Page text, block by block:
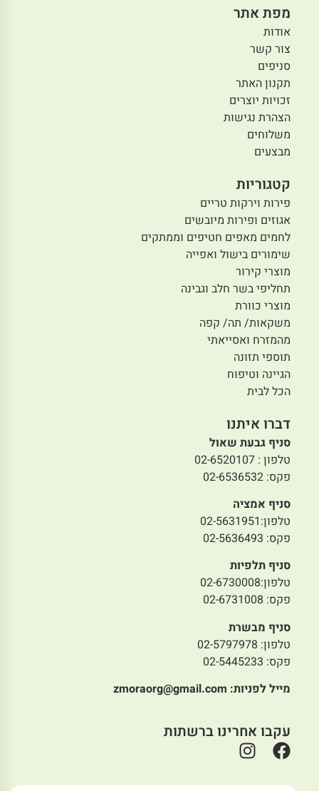
מפת אתר
אודות
צור קשר
סניפים
תקנון האתר
זכויות יוצרים
הצהרת נגישות
משלוחים
מבצעים
קטגוריות
פירות וירקות טריים
אגוזים ופירות מיובשים
לחמים מאפים חטיפים וממתקים
שימורים בישול ואפייה
מוצרי קירור
תחליפי בשר חלב וגבינה
מוצרי כוורת
משקאות/ תה/ קפה
מהמזרח ואסייאתי
תוספי תזונה
הגיינה וטיפוח
הכל לבית
דברו איתנו
סניף גבעת שאול
טלפון : 02-6520107
פקס: 02-6536532
סניף אמציה
טלפון:02-5631951
פקס: 02-5636493
סניף תלפיות
טלפון:02-6730008
פקס: 02-6731008
סניף מבשרת
טלפון: 02-5797978
פקס: 02-5445233
מייל לפניות: zmoraorg@gmail.com
עקבו אחרינו ברשתות